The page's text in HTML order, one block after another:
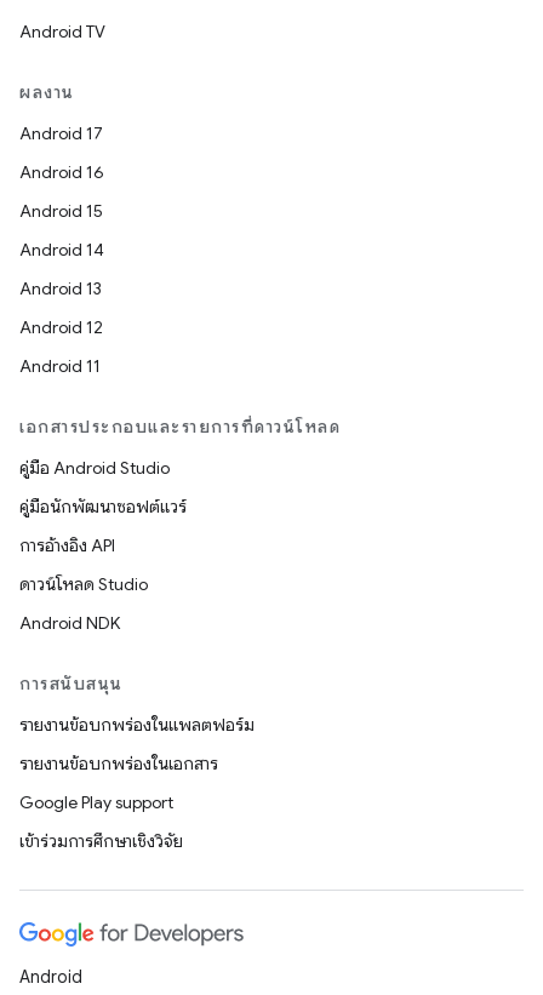
Android TV
ผลงาน
Android 17
Android 16
Android 15
Android 14
Android 13
Android 12
Android 11
เอกสารประกอบและรายการที่ดาวน์โหลด
คู่มือ Android Studio
คู่มือนักพัฒนาซอฟต์แวร์
การอ้างอิง API
ดาวน์โหลด Studio
Android NDK
การสนับสนุน
รายงานข้อบกพร่องในแพลตฟอร์ม
รายงานข้อบกพร่องในเอกสาร
Google Play support
เข้าร่วมการศึกษาเชิงวิจัย
Android